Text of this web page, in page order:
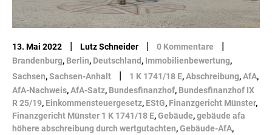
13. Mai 2022 | Lutz Schneider | 0 Kommentare |
Brandenburg, Berlin, Deutschland, Immobilienbewertung,
Sachsen,Sachsen-Anhalt | 1 K 1741/18 E,Abschreibung,AfA,
AfA-Nachweis,AfA-Satz, Bundesfinanzhof, Bundesfinanzhof IX
R 25/19, Einkommensteuergesetz, EStG, Finanzgericht Münster,
Finanzgericht Münster 1 K 1741/18 E,Gebäude,gebäude afa
höhere abschreibung durch wertgutachten,Gebäude-AfA,